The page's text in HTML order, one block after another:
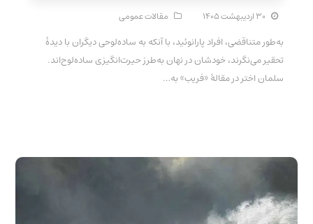
۳۰ اردیبهشت ۱۴۰۵ مقالات عمومی
به‌طور متناقضی، افراد پارانوئید، با آنکه به ساده‌لوحی دیگران با دیدهٔ
تحقیر می‌نگرند، خودشان در نهان به‌طرز حیرت‌انگیزی ساده‌لوح‌اند.
سلمان اختر در مقالهٔ «فریب» به…